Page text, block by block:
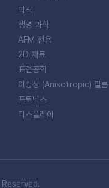
박막
생명 과학
AFM 전용
2D 재료
표면공학
이방성 (Anisotropic) 필름
포토닉스
디스플레이